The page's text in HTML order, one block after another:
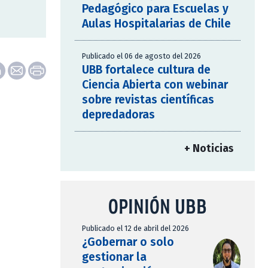
Pedagógico para Escuelas y
Aulas Hospitalarias de Chile
Publicado el 06 de agosto del 2026
UBB fortalece cultura de
Ciencia Abierta con webinar
sobre revistas científicas
depredadoras
+ Noticias
OPINIÓN UBB
Publicado el 12 de abril del 2026
¿Gobernar o solo
gestionar la